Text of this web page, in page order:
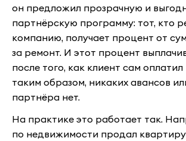
он предложил прозрачную и
партнёрскую программу: тот, кто
компанию, получает процент от
за ремонт. И этот процент
после того, как клиент сам
таким образом, никаких авансов
партнёра нет.
На практике это работает так.
по недвижимости продал квартиру